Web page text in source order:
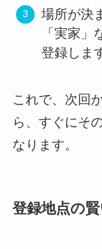
場所が決
「実家
登録しま
これで、次回
ら、すぐにそ
なります。
登録地点の